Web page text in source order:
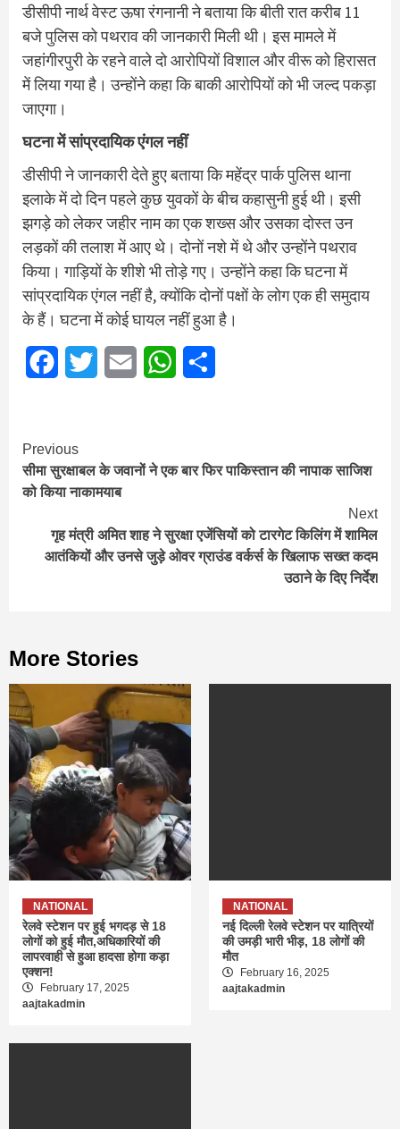
डीसीपी नार्थ वेस्ट ऊषा रंगनानी ने बताया कि बीती रात करीब 11
बजे पुलिस को पथराव की जानकारी मिली थी। इस मामले में
जहांगीरपुरी के रहने वाले दो आरोपियों विशाल और वीरू को हिरासत
में लिया गया है। उन्होंने कहा कि बाकी आरोपियों को भी जल्द पकड़ा
जाएगा।
घटना में सांप्रदायिक एंगल नहीं
डीसीपी ने जानकारी देते हुए बताया कि महेंद्र पार्क पुलिस थाना
इलाके में दो दिन पहले कुछ युवकों के बीच कहासुनी हुई थी। इसी
झगड़े को लेकर जहीर नाम का एक शख्स और उसका दोस्त उन
लड़कों की तलाश में आए थे। दोनों नशे में थे और उन्होंने पथराव
किया। गाड़ियों के शीशे भी तोड़े गए। उन्होंने कहा कि घटना में
सांप्रदायिक एंगल नहीं है, क्योंकि दोनों पक्षों के लोग एक ही समुदाय
के हैं। घटना में कोई घायल नहीं हुआ है।
FacebookTwitter Email WhatsApp
Continue
Reading
Previous
सीमा सुरक्षाबल के जवानों ने एक बार फिर पाकिस्तान की नापाक साजिश
को किया नाकामयाब
Next
गृह मंत्री अमित शाह ने सुरक्षा एजेंसियों को टारगेट किलिंग में शामिल
आतंकियों और उनसे जुड़े ओवर ग्राउंड वर्कर्स के खिलाफ सख्त कदम
उठाने के दिए निर्देश
More Stories
NATIONAL
रेलवे स्टेशन पर हुई भगदड़ से 18
लोगों को हुई मौत,अधिकारियों की
लापरवाही से हुआ हादसा होगा कड़ा
एक्शन!
February 17, 2025
aajtakadmin
NATIONAL
नई दिल्ली रेलवे स्टेशन पर यात्रियों
की उमड़ी भारी भीड़, 18 लोगों की
मौत
February 16, 2025
aajtakadmin